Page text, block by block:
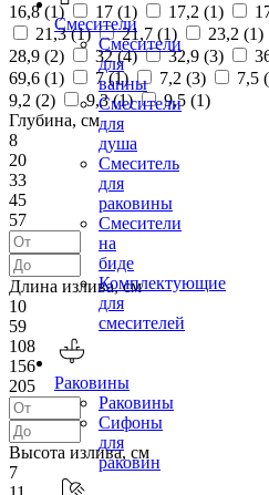
Смесители
Смесители
для
ванны
Смесители
для
душа
Смеситель
для
раковины
Смесители
на
биде
Комплектующие
для
смесителей
Раковины
Раковины
Сифоны
для
раковин
16,8 (1) 17 (1) 17,2 (1)
21,3 (1) 21,7 (1) 23,2 (1)
28,9 (2) 32 (4) 32,9 (3)
69,6 (1) 7 (1) 7,2 (3) 7,5 (
9,2 (2) 9,3 (1) 9,5 (1)
Глубина, см
8
20
33
45
57
Длина излива, см
10
59
108
156
205
Высота излива, см
7